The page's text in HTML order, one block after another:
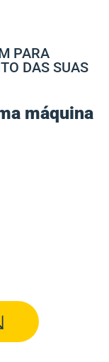
PARA
DAS SUAS
máquina